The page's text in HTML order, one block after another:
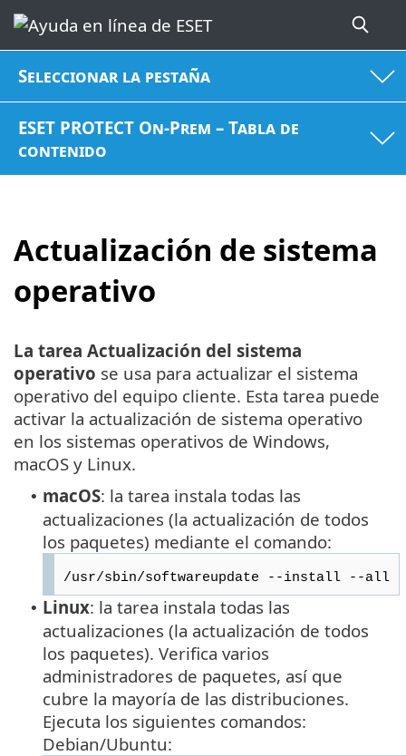
Seleccionar la pestaña
ESET PROTECT On-Prem – Tabla de
contenido
Actualización de sistema
operativo
La tarea Actualización del sistema
operativo se usa para actualizar el sistema
operativo del equipo cliente. Esta tarea puede
activar la actualización de sistema operativo
en los sistemas operativos de Windows,
macOS y Linux.
• macOS: la tarea instala todas las
actualizaciones (la actualización de todos
los paquetes) mediante el comando:
/usr/sbin/softwareupdate --install --all
• Linux: la tarea instala todas las
actualizaciones (la actualización de todos
los paquetes). Verifica varios
administradores de paquetes, así que
cubre la mayoría de las distribuciones.
Ejecuta los siguientes comandos:
Debian/Ubuntu: